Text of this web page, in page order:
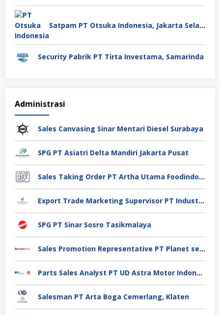
Satpam PT Otsuka Indonesia, Jakarta Selatan
Security Pabrik PT Tirta Investama, Samarinda
Administrasi
Sales Canvasing Sinar Mentari Diesel Surabaya
SPG PT Asiatri Delta Mandiri Jakarta Pusat
Sales Taking Order PT Artha Utama Foodindo Tangerang
Export Trade Marketing Supervisor PT Industri Jamu Dan Farmasi Sido Muncul Tbk, Jakarta
SPG PT Sinar Sosro Tasikmalaya
Sales Promotion Representative PT Planet selancar Mandiri, Pontianak
Parts Sales Analyst PT UD Astra Motor Indonesia, Jakarta Utara
Salesman PT Arta Boga Cemerlang, Klaten